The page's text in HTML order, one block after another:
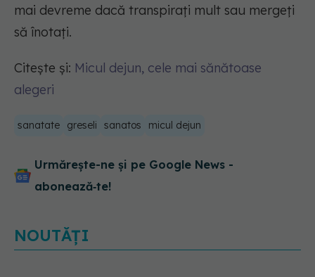
mai devreme dacă transpirați mult sau mergeți
să înotați.
Citește și: Micul dejun, cele mai sănătoase
alegeri
sanatate greseli sanatos micul dejun
Urmărește-ne și pe Google News -
abonează‑te!
NOUTĂȚI